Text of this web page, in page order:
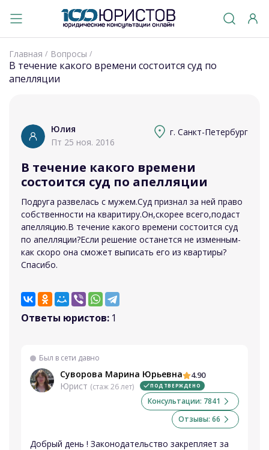
Главная Вопросы
В течение какого времени состоится суд по
апелляции
Юлия
Пт 25 ноя. 2016
г. Санкт-Петербург
В течение какого времени
состоится суд по апелляции
Подруга развелась с мужем.Суд признал за ней право
собственности на кваритиру.Он,скорее всего,подаст
апелляцию.В течение какого времени состоится суд
по апелляции?Если решение останется не изменным-
как скоро она сможет выписать его из квартиры?
Спасибо.
Ответы юристов: 1
Был в сети давно
Суворова Марина Юрьевна 4.90
Юрист (стаж 26 лет) ПОДТВЕРЖДЕНО
Консультации: 7841
Отзывы: 66
Добрый день ! Законодательство закрепляет за